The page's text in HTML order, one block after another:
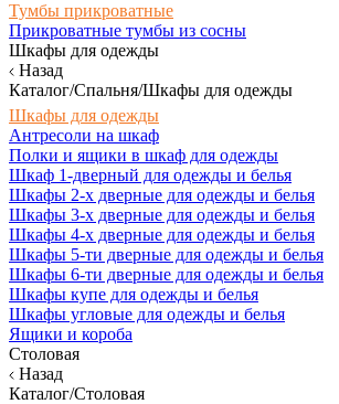
Тумбы прикроватные
Прикроватные тумбы из сосны
Шкафы для одежды
Назад
Каталог/Спальня/Шкафы для одежды
Шкафы для одежды
Антресоли на шкаф
Полки и ящики в шкаф для одежды
Шкаф 1-дверный для одежды и белья
Шкафы 2-х дверные для одежды и белья
Шкафы 3-х дверные для одежды и белья
Шкафы 4-х дверные для одежды и белья
Шкафы 5-ти дверные для одежды и белья
Шкафы 6-ти дверные для одежды и белья
Шкафы купе для одежды и белья
Шкафы угловые для одежды и белья
Ящики и короба
Столовая
Назад
Каталог/Столовая